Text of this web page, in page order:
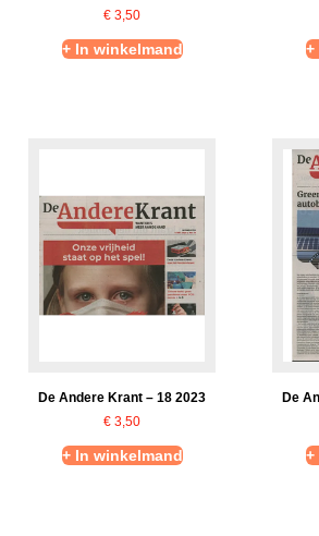
€ 3,50
+ In winkelmand +
De Andere Krant – 18 2023
€ 3,50
+ In winkelmand
De
+